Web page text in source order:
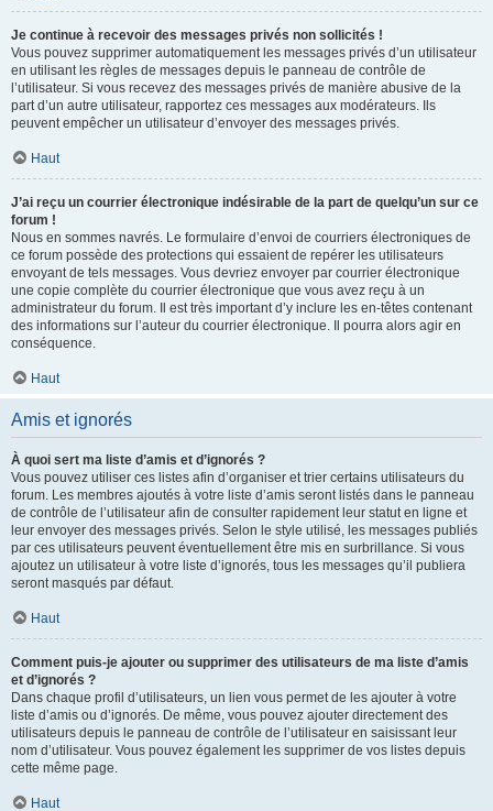
Je continue à recevoir des messages privés non sollicités !
Vous pouvez supprimer automatiquement les messages privés d’un utilisateur
en utilisant les règles de messages depuis le panneau de contrôle de
l’utilisateur. Si vous recevez des messages privés de manière abusive de la
part d’un autre utilisateur, rapportez ces messages aux modérateurs. Ils
peuvent empêcher un utilisateur d’envoyer des messages privés.
Haut
J’ai reçu un courrier électronique indésirable de la part de quelqu’un sur ce
forum !
Nous en sommes navrés. Le formulaire d’envoi de courriers électroniques de
ce forum possède des protections qui essaient de repérer les utilisateurs
envoyant de tels messages. Vous devriez envoyer par courrier électronique
une copie complète du courrier électronique que vous avez reçu à un
administrateur du forum. Il est très important d’y inclure les en-têtes contenant
des informations sur l’auteur du courrier électronique. Il pourra alors agir en
conséquence.
Haut
Amis et ignorés
À quoi sert ma liste d’amis et d’ignorés ?
Vous pouvez utiliser ces listes afin d’organiser et trier certains utilisateurs du
forum. Les membres ajoutés à votre liste d’amis seront listés dans le panneau
de contrôle de l’utilisateur afin de consulter rapidement leur statut en ligne et
leur envoyer des messages privés. Selon le style utilisé, les messages publiés
par ces utilisateurs peuvent éventuellement être mis en surbrillance. Si vous
ajoutez un utilisateur à votre liste d’ignorés, tous les messages qu’il publiera
seront masqués par défaut.
Haut
Comment puis-je ajouter ou supprimer des utilisateurs de ma liste d’amis
et d’ignorés ?
Dans chaque profil d’utilisateurs, un lien vous permet de les ajouter à votre
liste d’amis ou d’ignorés. De même, vous pouvez ajouter directement des
utilisateurs depuis le panneau de contrôle de l’utilisateur en saisissant leur
nom d’utilisateur. Vous pouvez également les supprimer de vos listes depuis
cette même page.
Haut